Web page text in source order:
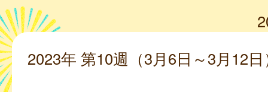
2023年 第10週（3月6日～3月12日